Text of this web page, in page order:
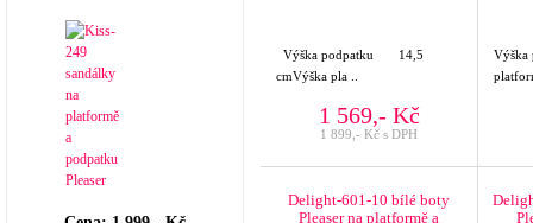
Výška podpatku 14,5
cmVýška pla ..
1 569,- Kč
1 899,- Kč s DPH
Výška
Delight-601-10 bílé boty
Pleaser na platformě a